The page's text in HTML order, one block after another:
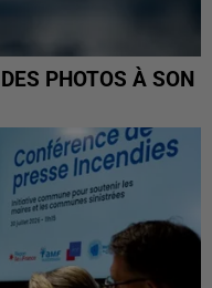
PHOTOS À SON